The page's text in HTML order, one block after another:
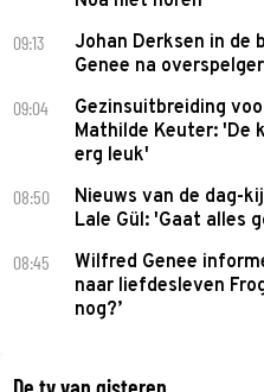
09:13
Johan Derksen in de
Genee na
09:04
Gezinsuitbreiding
Mathilde Keuter: 'De
erg leuk'
08:50
Nieuws van de dag-
Lale Gül: 'Gaat alles
08:45
Wilfred Genee
naar liefdesleven
nog?’